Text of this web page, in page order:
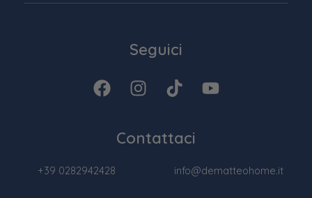
Seguici
Contattaci
+39 0282942428 info@dematteohome.it